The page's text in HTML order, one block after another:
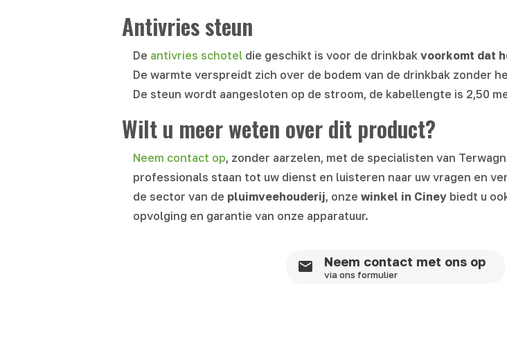
Antivries steun
De antivries schotel die geschikt is voor de drinkbak voorkomt dat
De warmte verspreidt zich over de bodem van de drinkbak
De steun wordt aangesloten op de stroom, de kabellengte is 2,50
Wilt u meer weten over dit product?
Neem contact op, zonder aarzelen, met de specialisten van
professionals staan tot uw dienst en luisteren naar uw vragen en
de sector van de pluimveehouderij, onze winkel in Ciney biedt u
opvolging en garantie van onze apparatuur.
Neem contact met ons op
via ons formulier